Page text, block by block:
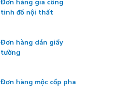
Đơn hàng gia công
tinh đồ nội thất
Đơn hàng dán giấy
tường
Đơn hàng mộc cốp pha